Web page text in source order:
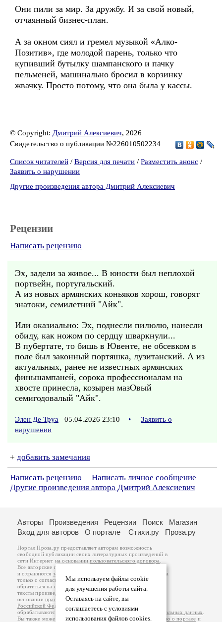
Они пили за мир. За дружбу. И за свой новый,
отчаянный бизнес-план.
А за окном сиял и гремел музыкой «Алко-
Позитив», где молодой парень, только что
купивший бутылку шампанского и пачку
пельменей, машинально бросил в корзинку
жвачку. Просто потому, что она была у кассы.
© Copyright: Дмитрий Алексиевич, 2026
Свидетельство о публикации №226010502234
Список читателей / Версия для печати / Разместить анонс /
Заявить о нарушении
Другие произведения автора Дмитрий Алексиевич
Рецензии
Написать рецензию
Эх, задели за живое... В юности был неплохой
портвейн, португальский.
А из новых армянских коньяков хорош, говорят
знатоки, семилетний "Айк".
Или оказиально: Эх, поднесли пилюлю, нанесли
обиду, как ножом по сердцу шваркнули...
В пубертате, то бишь в Ювенте, не обсевком в
поле был законный портяшка, лузитанский. А из
актуальных, ранее не известных армянских
финьшампаней, сорока профессионалам на
хвосте принесла, козырен мазОвый
семигодовалый "Айк".
Элен Де Труа 05.04.2026 23:10 •
Заявить о
нарушении
+ добавить замечания
Написать рецензию
Написать личное сообщение
Другие произведения автора Дмитрий Алексиевич
Мы используем файлы cookie
для улучшения работы сайта.
Оставаясь на сайте, вы
соглашаетесь с условиями
использования файлов cookies.
Авторы Произведения Рецензии Поиск
Магазин
Вход для авторов
О портале Стихи.ру Проза.ру
Портал Проза.ру предоставляет авторам возможность
свободной публикации своих литературных произведений в
сети Интернет на основаниипользовательского договора
Все авторские права на произведения принадлежат авторам
и охраняются законом
. Перепечатка произведений возможна
только с согласия его автора, к которому вы можете
обратиться на его авторской странице. Ответственность за
тексты произведений авторы несут самостоятельно на
основанииправил публикацииизаконодательства
Российской Федерации
обрабатываются на основанииПолитики обработки персональных данных
Вы также можете посмотреть более подробнуюинформацию о портале и